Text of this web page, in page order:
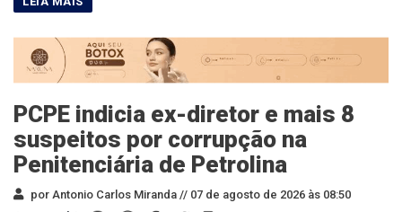
PCPE indicia ex-diretor e mais 8
suspeitos por corrupção na
Penitenciária de Petrolina
por Antonio Carlos Miranda // 07 de agosto de 2026 às 08:50